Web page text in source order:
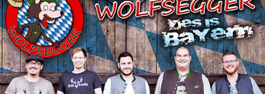
DRUM GEH I ALLOA IN WOID
ENDLICH WIEDER BIERZELT HOM
DES IS BAYERN
HOLZ VOR DER HÜTTN